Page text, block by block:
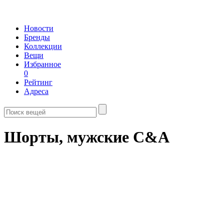
Новости
Бренды
Коллекции
Вещи
Избранное
0
Рейтинг
Адреса
Шорты, мужские C&A